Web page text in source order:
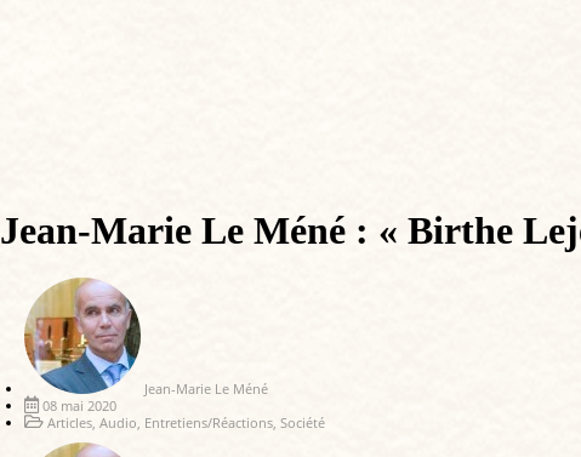
Jean-Marie Le Méné : « Birthe
Jean-Marie Le Méné
08 mai 2020
Articles Audio Entretiens/Réactions Société